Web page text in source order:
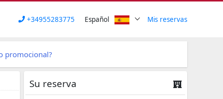
+34955283775 Español Mis reservas
promocional?
Su reserva